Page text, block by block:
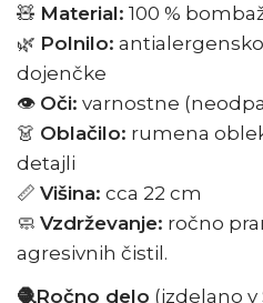
🧸 Material: 100 %
🌿 Polnilo:
dojenčke
👁️ Oči: varnostne
👗 Oblačilo: rumena
detajli
📏 Višina: cca 22 cm
🧼 Vzdrževanje: ročno
agresivnih čistil.
🧶Ročno delo (izdelano v